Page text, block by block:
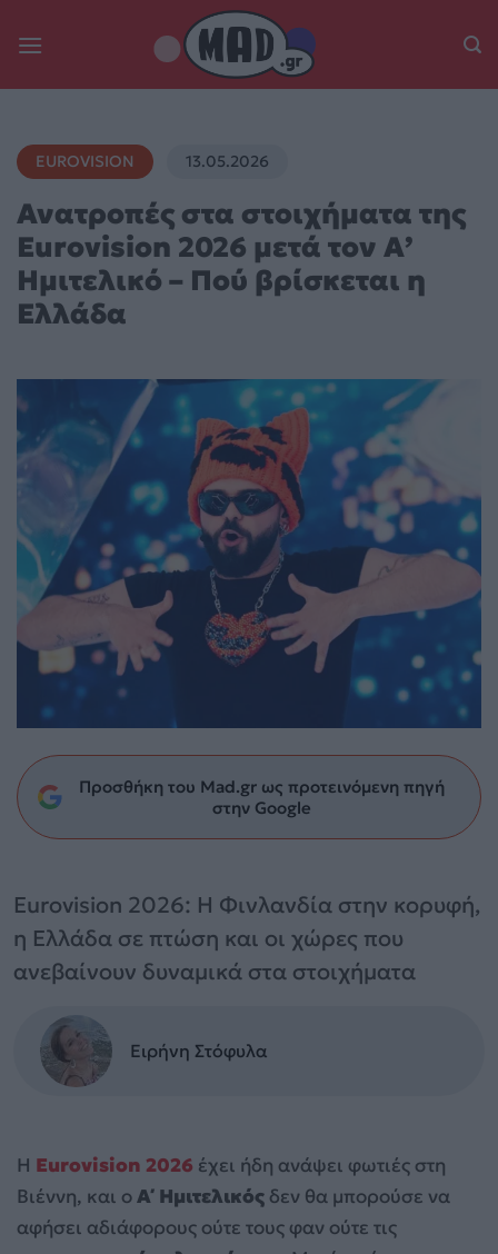
EUROVISION 13.05.2026
Ανατροπές στα στοιχήματα της
Eurovision 2026 μετά τον Α’
Ημιτελικό – Πού βρίσκεται η
Ελλάδα
Προσθήκη του Mad.gr ως προτεινόμενη πηγή
στην Google
Eurovision 2026: Η Φινλανδία στην κορυφή,
η Ελλάδα σε πτώση και οι χώρες που
ανεβαίνουν δυναμικά στα στοιχήματα
Ειρήνη Στόφυλα
Η Eurovision 2026 έχει ήδη ανάψει φωτιές στη
Βιέννη, και οΑ΄ Ημιτελικός δεν θα μπορούσε να
αφήσει αδιάφορους ούτε τους φαν ούτε τις